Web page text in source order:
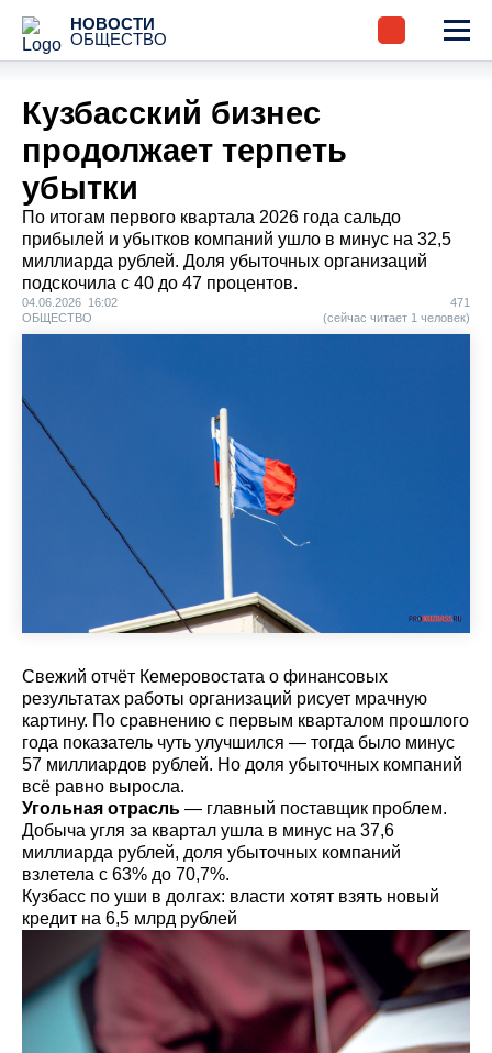
НОВОСТИ
ОБЩЕСТВО
Кузбасский бизнес
продолжает терпеть
убытки
По итогам первого квартала 2026 года сальдо
прибылей и убытков компаний ушло в минус на 32,5
миллиарда рублей. Доля убыточных организаций
подскочила с 40 до 47 процентов.
04.06.2026 16:02
ОБЩЕСТВО
471
(сейчас читает 1 человек)
Свежий отчёт Кемеровостата о финансовых
результатах работы организаций рисует мрачную
картину. По сравнению с первым кварталом прошлого
года показатель чуть улучшился — тогда было минус
57 миллиардов рублей. Но доля убыточных компаний
всё равно выросла.
Угольная отрасль — главный поставщик проблем.
Добыча угля за квартал ушла в минус на 37,6
миллиарда рублей, доля убыточных компаний
взлетела с 63% до 70,7%.
Кузбасс по уши в долгах: власти хотят взять новый
кредит на 6,5 млрд рублей